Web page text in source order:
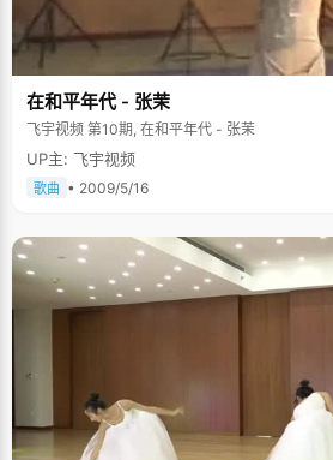
在和平年代 - 张茉
飞宇视频 第10期, 在和平年代 - 张茉
UP主: 飞宇视频
歌曲 • 2009/5/16